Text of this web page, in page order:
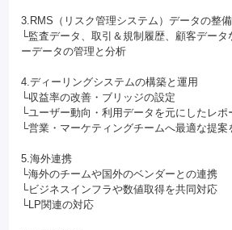
3.RMS（リスク管理システム）データの整
└監査データ、取引＆規制履歴、顧客データ
ーデータの管理と分析
4.ディーリングシステムの構築と運用
└収益率の改善・ブリッジの設定
└ユーザー動向・利用データを元にしたレポ
└営業・マーケティングチームへ最適な提案
5.海外連携
└海外のチームや国外のベンダーとの連携
└ビジネスインフラや数値取得を共同対応
└LP関連の対応